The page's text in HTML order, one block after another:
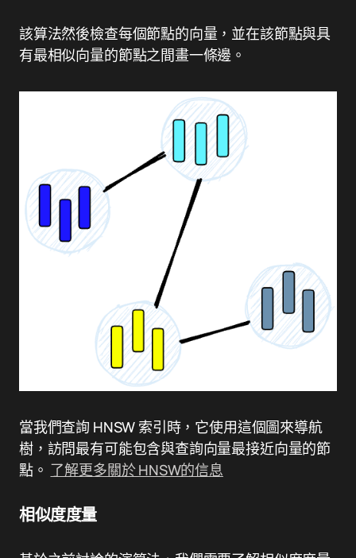
該算法然後檢查每個節點的向量，並在該節點與具
有最相似向量的節點之間畫一條邊。
當我們查詢 HNSW 索引時，它使用這個圖來導航
樹，訪問最有可能包含與查詢向量最接近向量的節
點。 了解更多關於 HNSW的信息
相似度度量